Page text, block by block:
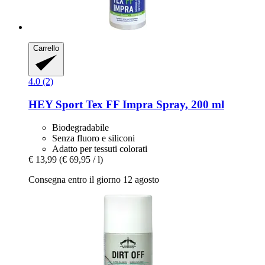
Carrello
4.0 (2)
HEY Sport Tex FF Impra Spray, 200 ml
Biodegradabile
Senza fluoro e siliconi
Adatto per tessuti colorati
€ 13,99 (€ 69,95 / l)
Consegna entro il giorno 12 agosto